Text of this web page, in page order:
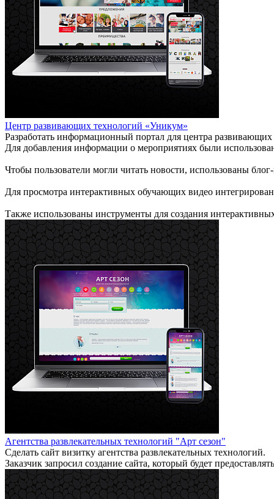
Центр развивающих технологий «Уникум»
Разработать информационный портал для центра
Для добавления информации о мероприятиях были
Чтобы пользователи могли читать новости, использованы
Для просмотра интерактивных обучающих видео
Также использованы инструменты для создания
Агентства развлекательных технологий "Арт сезон"
Сделать сайт визитку агентства развлекательных технологий.
Заказчик запросил создание сайта, который будет